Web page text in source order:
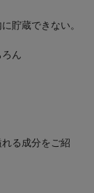
貯蔵できない。
ん
る成分をご紹